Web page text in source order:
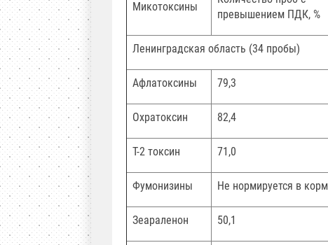
Микотоксины
превышением ПДК, %
Ленинградская область (34 пробы)
Афлатоксины 79,3
Охратоксин 82,4
Т-2 токсин 71,0
Фумонизины Не нормируется в
Зеараленон 50,1